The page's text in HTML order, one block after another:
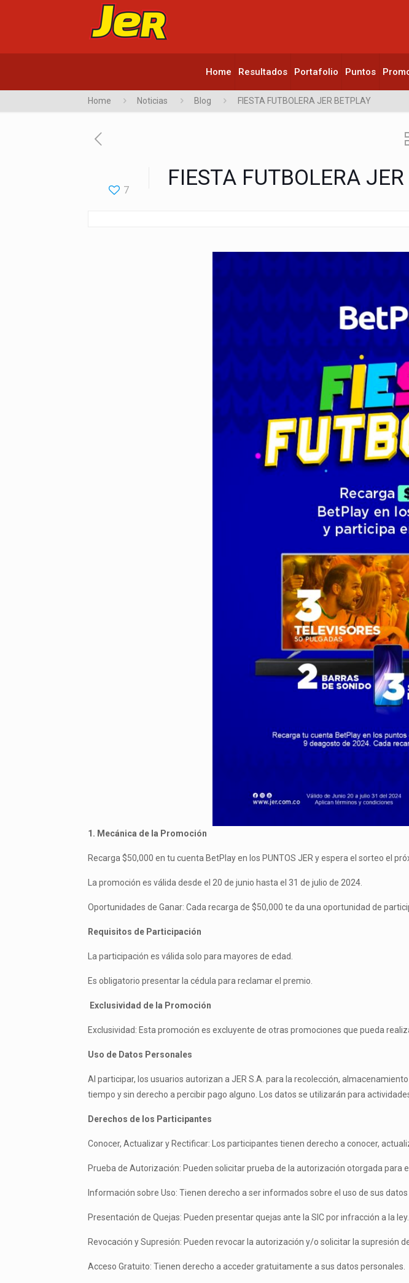
Home Resultados Portafolio Puntos
Home Noticias Blog FIESTA FUTBOLERA JER BETPLAY
7 FIESTA FUTBOLERA
1. Mecánica de la Promoción
Recarga $50,000 en tu cuenta BetPlay en los PUNTOS JER y espera el sorteo el
La promoción es válida desde el 20 de junio hasta el 31 de julio de 2024.
Oportunidades de Ganar: Cada recarga de $50,000 te da una oportunidad de
Requisitos de Participación
La participación es válida solo para mayores de edad.
Es obligatorio presentar la cédula para reclamar el premio.
Exclusividad de la Promoción
Exclusividad: Esta promoción es excluyente de otras promociones que pueda
Uso de Datos Personales
Al participar, los usuarios autorizan a JER S.A. para la recolección,
tiempo y sin derecho a percibir pago alguno. Los datos se utilizarán para
Derechos de los Participantes
Conocer, Actualizar y Rectificar: Los participantes tienen derecho a conocer,
Prueba de Autorización: Pueden solicitar prueba de la autorización otorgada para
Información sobre Uso: Tienen derecho a ser informados sobre el uso de sus datos
Presentación de Quejas: Pueden presentar quejas ante la SIC por infracción a la ley.
Revocación y Supresión: Pueden revocar la autorización y/o solicitar la supresión
Acceso Gratuito: Tienen derecho a acceder gratuitamente a sus datos personales.